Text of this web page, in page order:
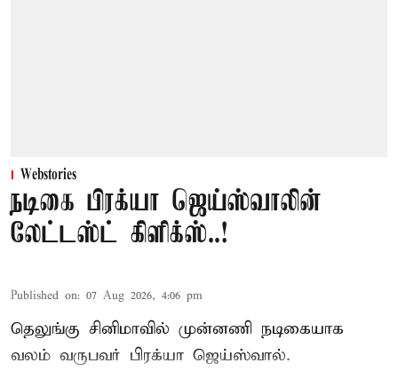
Webstories
நடிகை பிரக்யா ஜெய்ஸ்வாலின்
லேட்டஸ்ட் கிளிக்ஸ்..!
Published on: 07 Aug 2026, 4:06 pm
தெலுங்கு சினிமாவில் முன்னணி நடிகையாக
வலம் வருபவர் பிரக்யா ஜெய்ஸ்வால்.